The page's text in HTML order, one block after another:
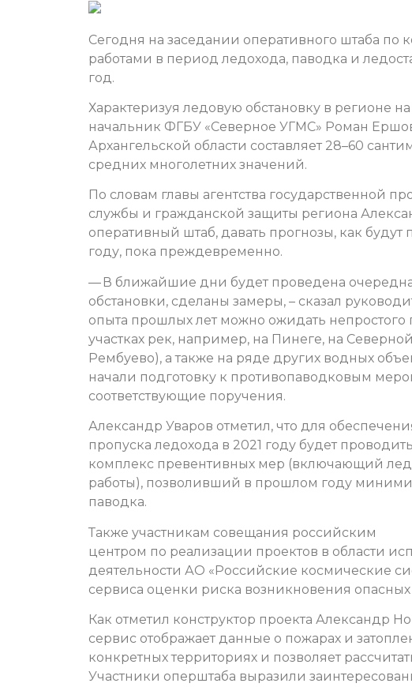
Сегодня на заседании оперативного штаба
работами в период ледохода, паводка и
год.
Характеризуя ледовую обстановку в регионе
начальник ФГБУ «Северное УГМС» Роман
Архангельской области составляет 28–60
средних многолетних значений.
По словам главы агентства государственной
службы и гражданской защиты региона
оперативный штаб, давать прогнозы, как будут
году, пока преждевременно.
— В ближайшие дни будет проведена
обстановки, сделаны замеры, – сказал
опыта прошлых лет можно ожидать
участках рек, например, на Пинеге, на
Рембуево), а также на ряде других водных
начали подготовку к противопаводковым
соответствующие поручения.
Александр Уваров отметил, что для
пропуска ледохода в 2021 году будет
комплекс превентивных мер (включающий
работы), позволивший в прошлом году
паводка.
Также участникам совещания российским
центром по реализации проектов в области
деятельности АО «Российские космические
сервиса оценки риска возникновения
Как отметил конструктор проекта Александр
сервис отображает данные о пожарах и
конкретных территориях и позволяет
Участники оперштаба выразили